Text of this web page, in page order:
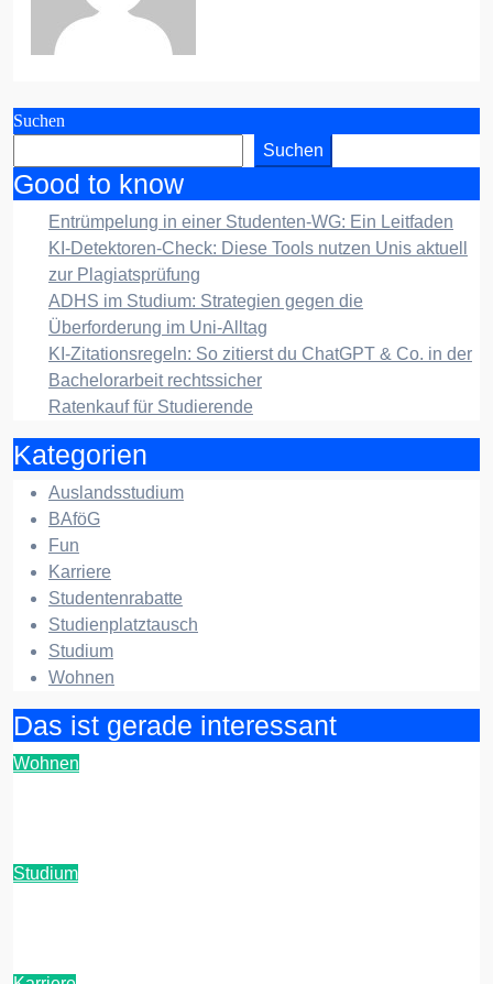
Suchen
Suchen
Good to know
Entrümpelung in einer Studenten-WG: Ein Leitfaden
KI-Detektoren-Check: Diese Tools nutzen Unis aktuell
zur Plagiatsprüfung
ADHS im Studium: Strategien gegen die
Überforderung im Uni-Alltag
KI-Zitationsregeln: So zitierst du ChatGPT & Co. in der
Bachelorarbeit rechtssicher
Ratenkauf für Studierende
Kategorien
Auslandsstudium
BAföG
Fun
Karriere
Studentenrabatte
Studienplatztausch
Studium
Wohnen
Das ist gerade interessant
Wohnen
Studium